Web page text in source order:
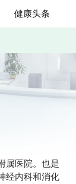
健康头条
属医院。也是
经内科和消化